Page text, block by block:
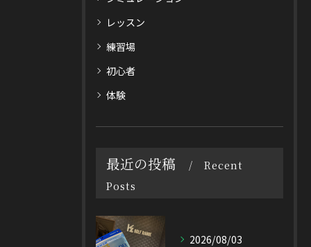
レッスン
練習場
初心者
体験
最近の投稿
Recent
Posts
2026/08/03